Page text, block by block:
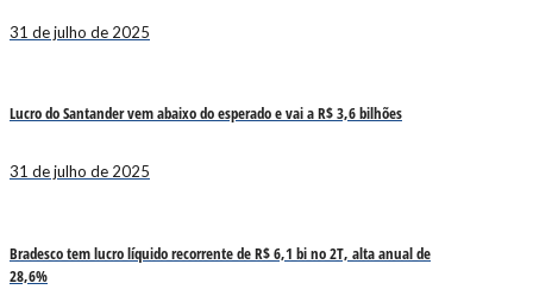
31 de julho de 2025
Lucro do Santander vem abaixo do esperado e vai a R$ 3,6 bilhões
31 de julho de 2025
Bradesco tem lucro líquido recorrente de R$ 6,1 bi no 2T, alta anual de
28,6%